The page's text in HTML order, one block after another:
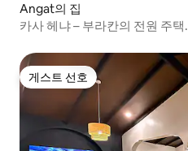
Angat의 집
카사 헤냐 – 부라칸의 전원 주택.
게스트 선호
게스트 선호